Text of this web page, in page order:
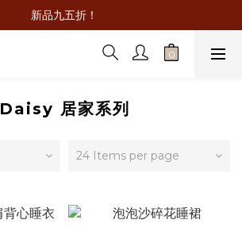
新品九五折！
Daisy 居家系列
24 Items per page